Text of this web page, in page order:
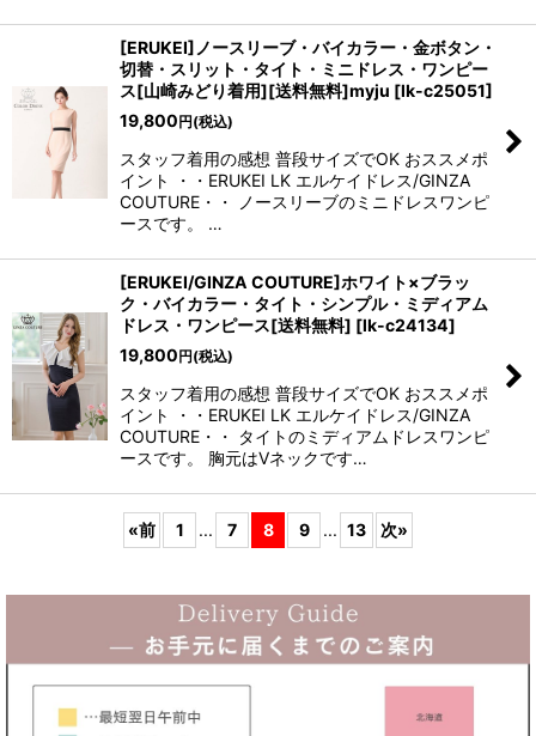
[ERUKEI]ノースリーブ・バイカラー・金ボタン・
切替・スリット・タイト・ミニドレス・ワンピー
ス[山崎みどり着用][送料無料]myju [lk-c25051]
19,800円(税込)
スタッフ着用の感想 普段サイズでOK おススメポ
イント ・・ERUKEI LK エルケイドレス/GINZA
COUTURE・・ ノースリーブのミニドレスワンピ
ースです。 …
[ERUKEI/GINZA COUTURE]ホワイト×ブラッ
ク・バイカラー・タイト・シンプル・ミディアム
ドレス・ワンピース[送料無料] [lk-c24134]
19,800円(税込)
スタッフ着用の感想 普段サイズでOK おススメポ
イント ・・ERUKEI LK エルケイドレス/GINZA
COUTURE・・ タイトのミディアムドレスワンピ
ースです。 胸元はVネックです…
«前 1 ... 7 8 9 ... 13 次»